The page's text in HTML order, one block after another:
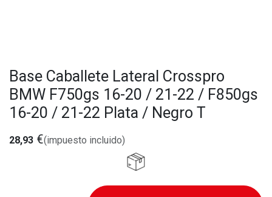
Base Caballete Lateral Crosspro
BMW F750gs 16-20 / 21-22 / F850gs
16-20 / 21-22 Plata / Negro T
28,93 €(impuesto incluido)